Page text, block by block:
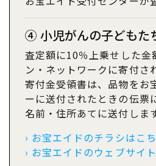
④ 小児がんの子どもた
査定額に10％上乗せした金
ン・ネットワークに寄付さ
寄付金受領書は、品物をお
ーに送付されたときの伝票
名前・住所あてに送付します
› お宝エイドのチラシはこ
› お宝エイドのウェブサイ